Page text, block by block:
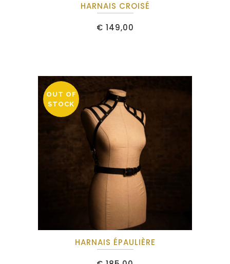
HARNAIS CROISÉ
€ 149,00
OUT OF
STOCK
HARNAIS ÉPAULIÈRE